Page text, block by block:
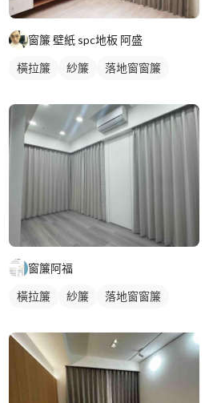
窗簾 壁紙 spc地板 阿盛
橫拉簾 紗簾 落地窗窗簾
窗簾阿福
橫拉簾 紗簾 落地窗窗簾